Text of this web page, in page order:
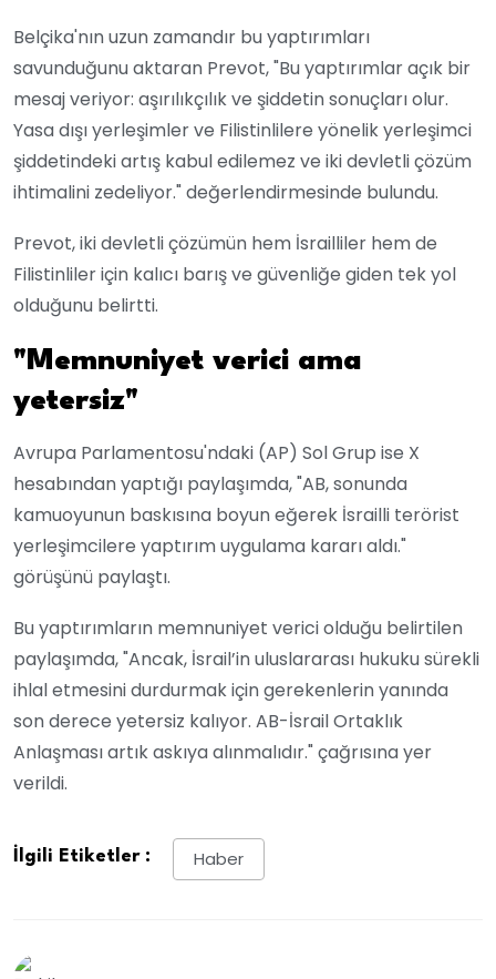
Belçika'nın uzun zamandır bu yaptırımları
savunduğunu aktaran Prevot, "Bu yaptırımlar açık bir
mesaj veriyor: aşırılıkçılık ve şiddetin sonuçları olur.
Yasa dışı yerleşimler ve Filistinlilere yönelik yerleşimci
şiddetindeki artış kabul edilemez ve iki devletli çözüm
ihtimalini zedeliyor." değerlendirmesinde bulundu.
Prevot, iki devletli çözümün hem İsrailliler hem de
Filistinliler için kalıcı barış ve güvenliğe giden tek yol
olduğunu belirtti.
"Memnuniyet verici ama
yetersiz"
Avrupa Parlamentosu'ndaki (AP) Sol Grup ise X
hesabından yaptığı paylaşımda, "AB, sonunda
kamuoyunun baskısına boyun eğerek İsrailli terörist
yerleşimcilere yaptırım uygulama kararı aldı."
görüşünü paylaştı.
Bu yaptırımların memnuniyet verici olduğu belirtilen
paylaşımda, "Ancak, İsrail’in uluslararası hukuku sürekli
ihlal etmesini durdurmak için gerekenlerin yanında
son derece yetersiz kalıyor. AB-İsrail Ortaklık
Anlaşması artık askıya alınmalıdır." çağrısına yer
verildi.
İlgili Etiketler : Haber